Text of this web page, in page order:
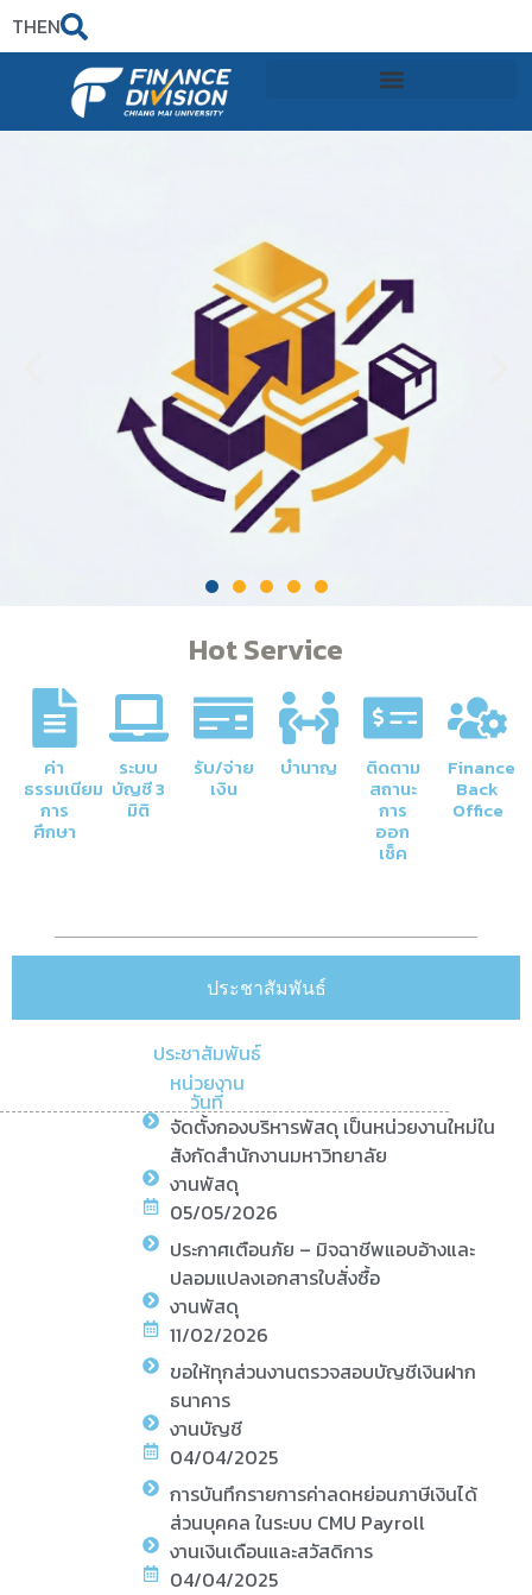
THEN
Hot Service
ค่า
ธรรมเนียม
การ
ศึกษา
ระบบ
บัญชี 3
มิติ
รับ/จ่าย
เงิน
บำนาญ ติดตาม
สถานะ
การ
ออก
เช็ค
Finance
Back
Office
ประชาสัมพันธ์
ประชาสัมพันธ์
หน่วยงาน
วันที่
จัดตั้งกองบริหารพัสดุ เป็นหน่วยงานใหม่ใน
สังกัดสำนักงานมหาวิทยาลัย
งานพัสดุ
05/05/2026
ประกาศเตือนภัย – มิจฉาชีพแอบอ้างและ
ปลอมแปลงเอกสารใบสั่งซื้อ
งานพัสดุ
11/02/2026
ขอให้ทุกส่วนงานตรวจสอบบัญชีเงินฝาก
ธนาคาร
งานบัญชี
04/04/2025
การบันทึกรายการค่าลดหย่อนภาษีเงินได้
ส่วนบุคคล ในระบบ CMU Payroll
งานเงินเดือนและสวัสดิการ
04/04/2025